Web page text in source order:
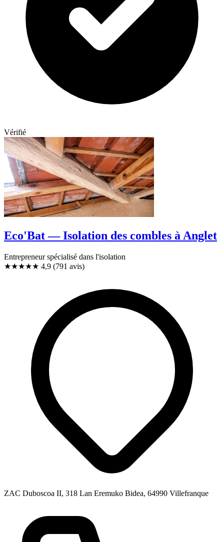
Vérifié
Eco'Bat — Isolation des combles à Anglet
Entrepreneur spécialisé dans l'isolation
★★★★★ 4,9 (791 avis)
ZAC Duboscoa II, 318 Lan Eremuko Bidea, 64990 Villefranque